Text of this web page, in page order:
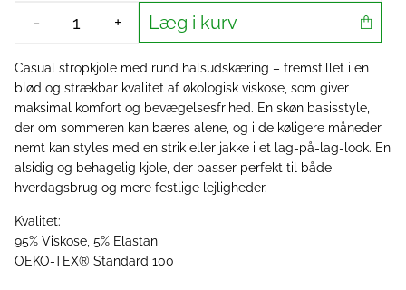
- + Læg i kurv
Casual stropkjole med rund halsudskæring – fremstillet i en
blød og strækbar kvalitet af økologisk viskose, som giver
maksimal komfort og bevægelsesfrihed. En skøn basisstyle,
der om sommeren kan bæres alene, og i de køligere måneder
nemt kan styles med en strik eller jakke i et lag-på-lag-look. En
alsidig og behagelig kjole, der passer perfekt til både
hverdagsbrug og mere festlige lejligheder.
Kvalitet:
95% Viskose, 5% Elastan
OEKO-TEX® Standard 100